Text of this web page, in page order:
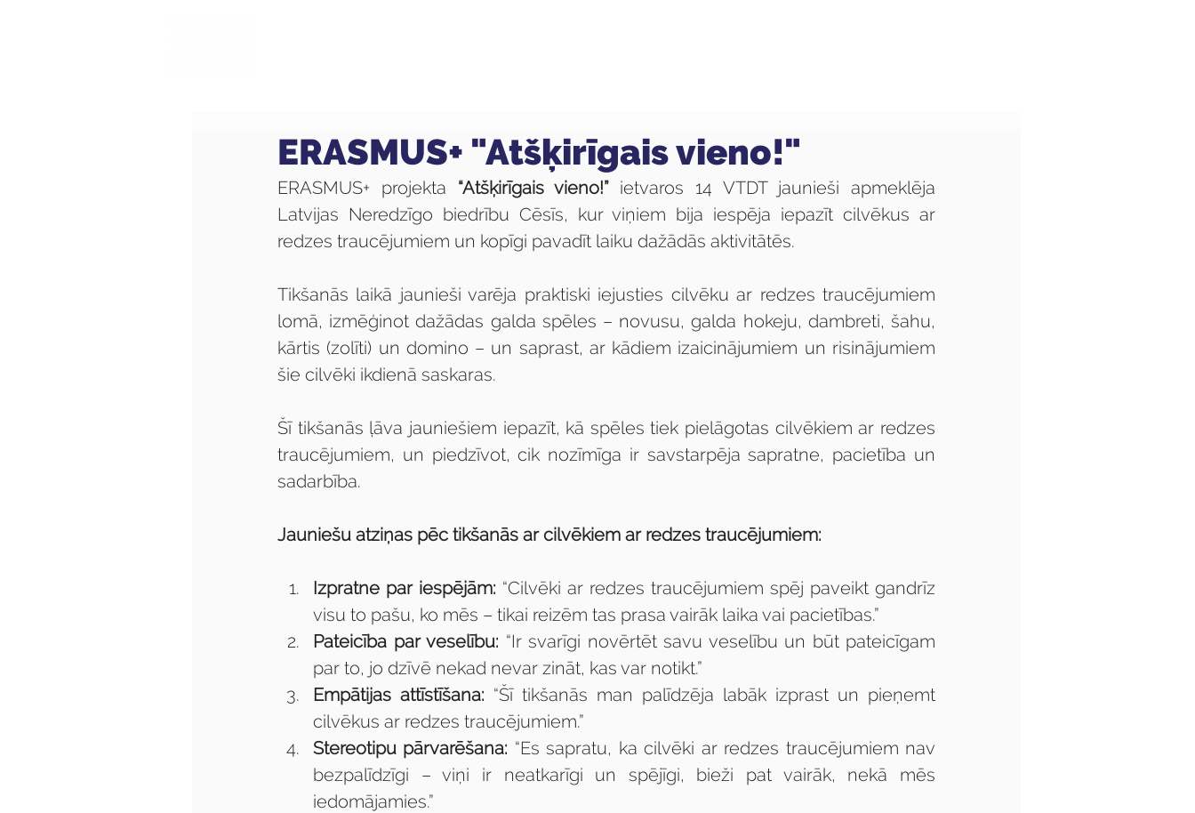
ERASMUS+ "Atšķirīgais vieno!"
ERASMUS+ projekta “Atšķirīgais vieno!” ietvaros 14 VTDT jaunieši apmeklēja
Latvijas Neredzīgo biedrību Cēsīs, kur viņiem bija iespēja iepazīt cilvēkus ar
redzes traucējumiem un kopīgi pavadīt laiku dažādās aktivitātēs.
Tikšanās laikā jaunieši varēja praktiski iejusties cilvēku ar redzes traucējumiem
lomā, izmēģinot dažādas galda spēles – novusu, galda hokeju, dambreti, šahu,
kārtis (zolīti) un domino – un saprast, ar kādiem izaicinājumiem un risinājumiem
šie cilvēki ikdienā saskaras.
Šī tikšanās ļāva jauniešiem iepazīt, kā spēles tiek pielāgotas cilvēkiem ar redzes
traucējumiem, un piedzīvot, cik nozīmīga ir savstarpēja sapratne, pacietība un
sadarbība.
Jauniešu atziņas pēc tikšanās ar cilvēkiem ar redzes traucējumiem:
Izpratne par iespējām: “Cilvēki ar redzes traucējumiem spēj paveikt gandrīz
visu to pašu, ko mēs – tikai reizēm tas prasa vairāk laika vai pacietības.”
Pateicība par veselību: “Ir svarīgi novērtēt savu veselību un būt pateicīgam
par to, jo dzīvē nekad nevar zināt, kas var notikt.”
Empātijas attīstīšana: “Šī tikšanās man palīdzēja labāk izprast un pieņemt
cilvēkus ar redzes traucējumiem.”
Stereotipu pārvarēšana: “Es sapratu, ka cilvēki ar redzes traucējumiem nav
bezpalīdzīgi – viņi ir neatkarīgi un spējīgi, bieži pat vairāk, nekā mēs
iedomājamies.”